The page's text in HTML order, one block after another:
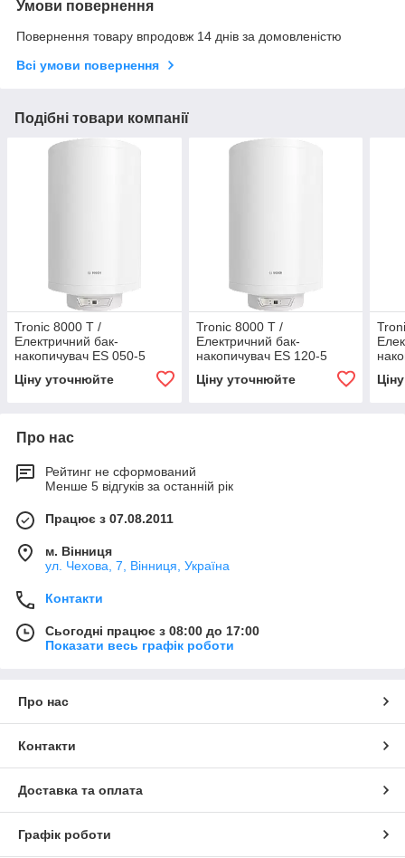
Умови повернення
Повернення товару впродовж 14 днів за домовленістю
Всі умови повернення
Подібні товари компанії
Tronic 8000 T /
Електричний бак-
накопичувач ES 050-5
(сухий ТЕН)
Ціну уточнюйте
Tronic 8000 T /
Електричний бак-
накопичувач ES 120-5
(сухий ТЕН)
Ціну уточнюйте
Про нас
Рейтинг не сформований
Менше 5 відгуків за останній рік
Працює з 07.08.2011
м. Вінниця
ул. Чехова, 7, Вінниця, Україна
Контакти
Сьогодні працює з 08:00 до 17:00
Показати весь графік роботи
Про нас
Контакти
Доставка та оплата
Графік роботи